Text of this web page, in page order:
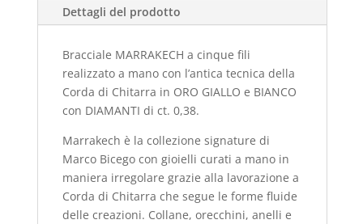
Dettagli del prodotto
Bracciale MARRAKECH a cinque fili
realizzato a mano con l’antica tecnica della
Corda di Chitarra in ORO GIALLO e BIANCO
con DIAMANTI di ct. 0,38.
Marrakech è la collezione signature di
Marco Bicego con gioielli curati a mano in
maniera irregolare grazie alla lavorazione a
Corda di Chitarra che segue le forme fluide
delle creazioni. Collane, orecchini, anelli e